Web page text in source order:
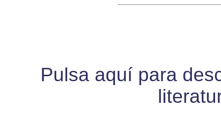
Pulsa aquí para